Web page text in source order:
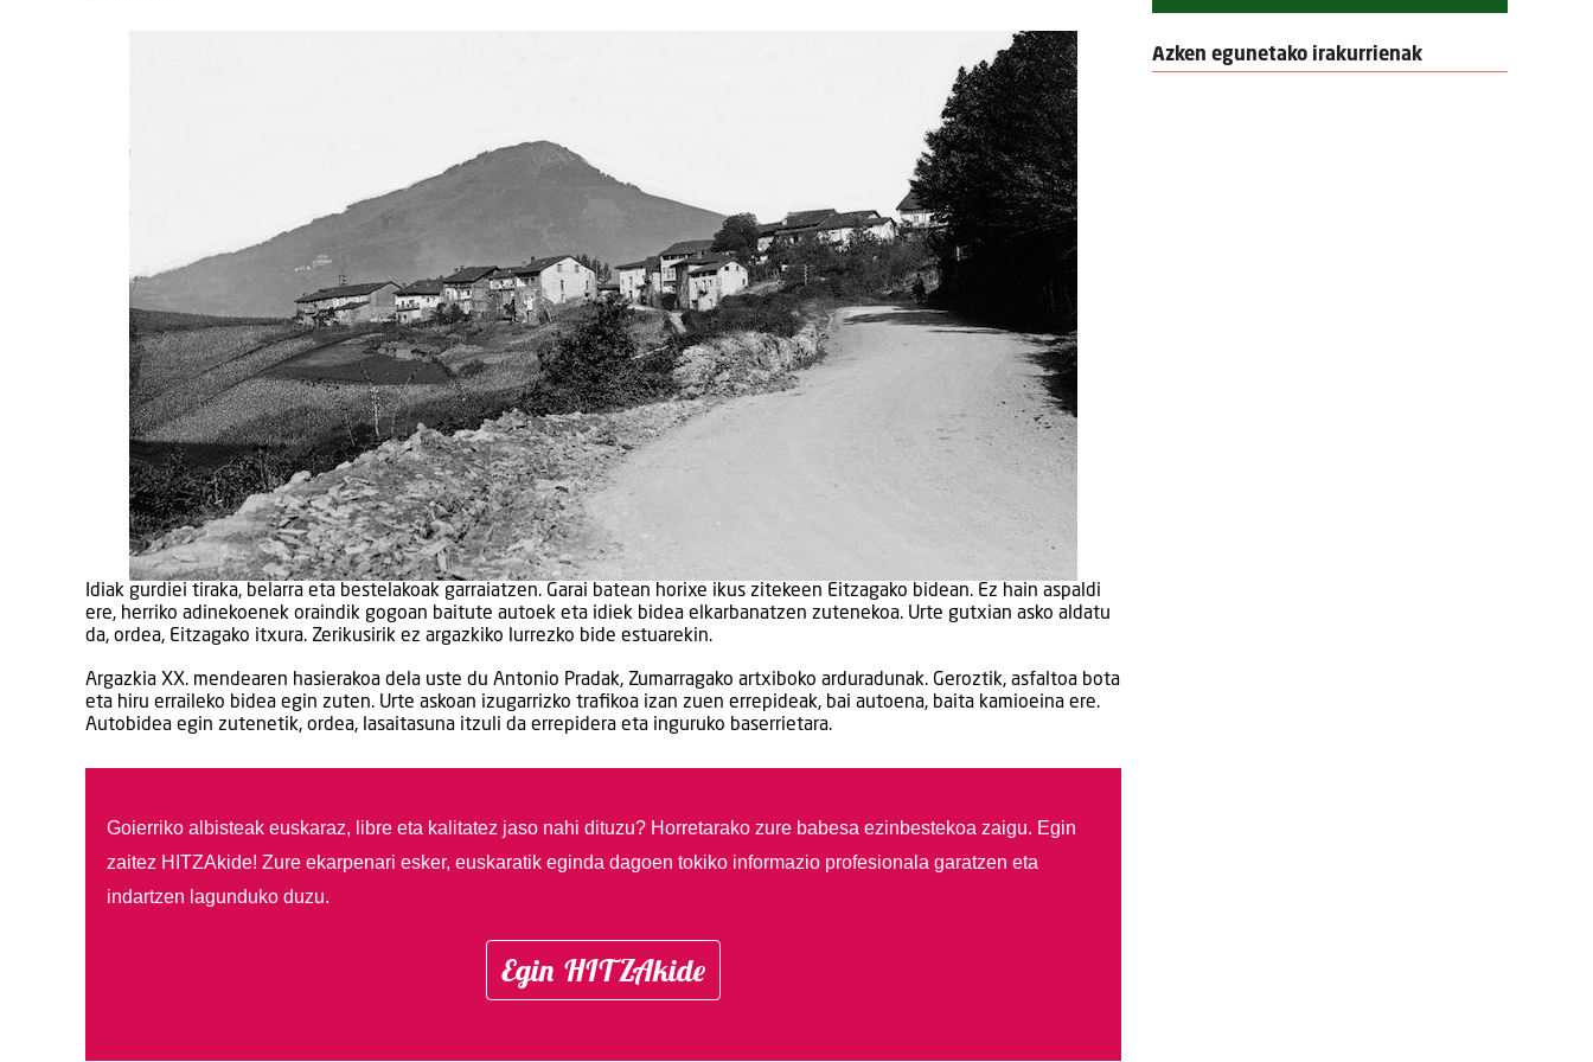
Idiak gurdiei tiraka, belarra eta bestelakoak garraiatzen. Garai batean horixe ikus zitekeen Eitzagako bidean. Ez hain aspaldi
ere, herriko adinekoenek oraindik gogoan baitute autoek eta idiek bidea elkarbanatzen zutenekoa. Urte gutxian asko aldatu
da, ordea, Eitzagako itxura. Zerikusirik ez argazkiko lurrezko bide estuarekin.
Argazkia XX. mendearen hasierakoa dela uste du Antonio Pradak, Zumarragako artxiboko arduradunak. Geroztik, asfaltoa bota
eta hiru erraileko bidea egin zuten. Urte askoan izugarrizko trafikoa izan zuen errepideak, bai autoena, baita kamioeina ere.
Autobidea egin zutenetik, ordea, lasaitasuna itzuli da errepidera eta inguruko baserrietara.
Goierriko albisteak euskaraz, libre eta kalitatez jaso nahi dituzu? Horretarako zure babesa ezinbestekoa zaigu. Egin
zaitez HITZAkide! Zure ekarpenari esker, euskaratik eginda dagoen tokiko informazio profesionala garatzen eta
indartzen lagunduko duzu.
Egin HITZAkide
Azken egunetako irakurrienak